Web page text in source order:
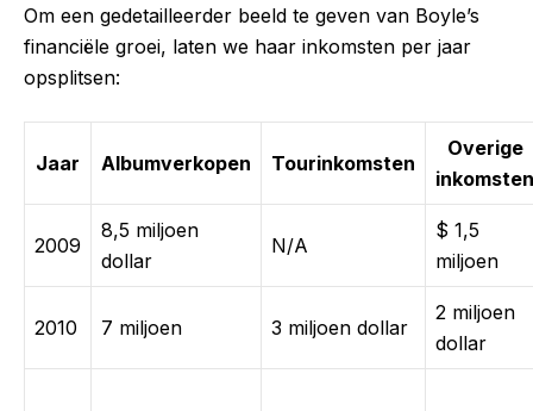
Om een gedetailleerder beeld te geven van Boyle’s
financiële groei, laten we haar inkomsten per jaar
opsplitsen:
Jaar Albumverkopen Tourinkomsten
Overige
inkomsten
2009
8,5 miljoen
dollar
N/A
$ 1,5
miljoen
2010 7 miljoen 3 miljoen dollar
2 miljoen
dollar